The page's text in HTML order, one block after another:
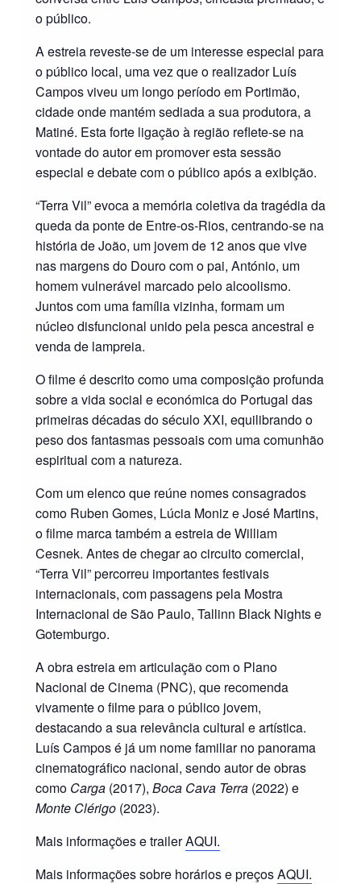
o público.
A estreia reveste-se de um interesse especial para
o público local, uma vez que o realizador Luís
Campos viveu um longo período em Portimão,
cidade onde mantém sediada a sua produtora, a
Matiné. Esta forte ligação à região reflete-se na
vontade do autor em promover esta sessão
especial e debate com o público após a exibição.
“Terra Vil” evoca a memória coletiva da tragédia da
queda da ponte de Entre-os-Rios, centrando-se na
história de João, um jovem de 12 anos que vive
nas margens do Douro com o pai, António, um
homem vulnerável marcado pelo alcoolismo.
Juntos com uma família vizinha, formam um
núcleo disfuncional unido pela pesca ancestral e
venda de lampreia.
O filme é descrito como uma composição profunda
sobre a vida social e económica do Portugal das
primeiras décadas do século XXI, equilibrando o
peso dos fantasmas pessoais com uma comunhão
espiritual com a natureza.
Com um elenco que reúne nomes consagrados
como Ruben Gomes, Lúcia Moniz e José Martins,
o filme marca também a estreia de William
Cesnek. Antes de chegar ao circuito comercial,
“Terra Vil” percorreu importantes festivais
internacionais, com passagens pela Mostra
Internacional de São Paulo, Tallinn Black Nights e
Gotemburgo.
A obra estreia em articulação com o Plano
Nacional de Cinema (PNC), que recomenda
vivamente o filme para o público jovem,
destacando a sua relevância cultural e artística.
Luís Campos é já um nome familiar no panorama
cinematográfico nacional, sendo autor de obras
como Carga(2017), Boca Cava Terra(2022) e
Monte Clérigo(2023).
Mais informações e trailerAQUI.
Mais informações sobre horários e preçosAQUI.